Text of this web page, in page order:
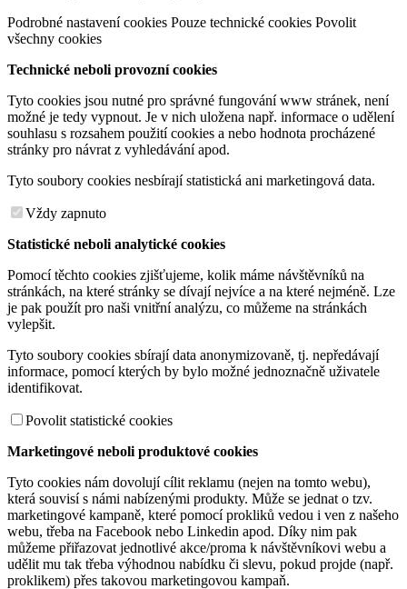
Podrobné nastavení cookies Pouze technické cookies Povolit
všechny cookies
Technické neboli provozní cookies
Tyto cookies jsou nutné pro správné fungování www stránek, není
možné je tedy vypnout. Je v nich uložena např. informace o udělení
souhlasu s rozsahem použití cookies a nebo hodnota procházené
stránky pro návrat z vyhledávání apod.
Tyto soubory cookies nesbírají statistická ani marketingová data.
Vždy zapnuto
Statistické neboli analytické cookies
Pomocí těchto cookies zjišťujeme, kolik máme návštěvníků na
stránkách, na které stránky se dívají nejvíce a na které nejméně. Lze
je pak použít pro naši vnitřní analýzu, co můžeme na stránkách
vylepšit.
Tyto soubory cookies sbírají data anonymizovaně, tj. nepředávají
informace, pomocí kterých by bylo možné jednoznačně uživatele
identifikovat.
Povolit statistické cookies
Marketingové neboli produktové cookies
Tyto cookies nám dovolují cílit reklamu (nejen na tomto webu),
která souvisí s námi nabízenými produkty. Může se jednat o tzv.
marketingové kampaně, které pomocí prokliků vedou i ven z našeho
webu, třeba na Facebook nebo Linkedin apod. Díky nim pak
můžeme přiřazovat jednotlivé akce/proma k návštěvníkovi webu a
udělit mu tak třeba výhodnou nabídku či slevu, pokud projde (např.
proklikem) přes takovou marketingovou kampaň.